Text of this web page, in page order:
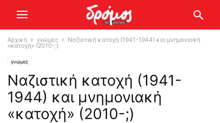
Αρχική γνώμες
Ναζιστική κατοχή (1941-1944) και μνημονιακή
«κατοχή» (2010-;)
γνώμες
Ναζιστική κατοχή (1941-
1944) και μνημονιακή
«κατοχή» (2010-;)